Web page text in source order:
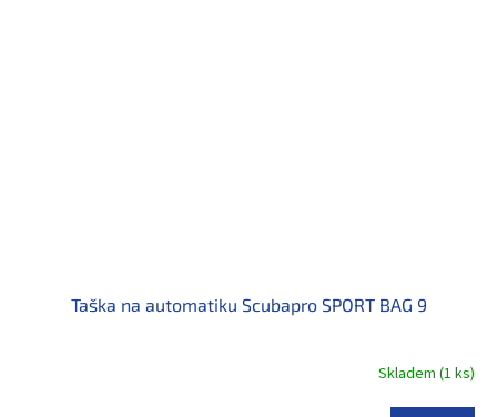
Taška na automatiku Scubapro SPORT BAG 9
Skladem (1 ks)